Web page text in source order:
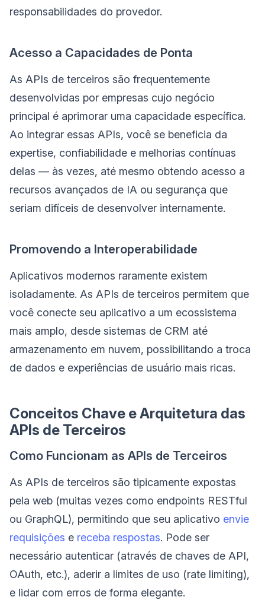
responsabilidades do provedor.
Acesso a Capacidades de Ponta
As APIs de terceiros são frequentemente
desenvolvidas por empresas cujo negócio
principal é aprimorar uma capacidade específica.
Ao integrar essas APIs, você se beneficia da
expertise, confiabilidade e melhorias contínuas
delas — às vezes, até mesmo obtendo acesso a
recursos avançados de IA ou segurança que
seriam difíceis de desenvolver internamente.
Promovendo a Interoperabilidade
Aplicativos modernos raramente existem
isoladamente. As APIs de terceiros permitem que
você conecte seu aplicativo a um ecossistema
mais amplo, desde sistemas de CRM até
armazenamento em nuvem, possibilitando a troca
de dados e experiências de usuário mais ricas.
Conceitos Chave e Arquitetura das
APIs de Terceiros
Como Funcionam as APIs de Terceiros
As APIs de terceiros são tipicamente expostas
pela web (muitas vezes como endpoints RESTful
ou GraphQL), permitindo que seu aplicativo envie
requisições e receba respostas. Pode ser
necessário autenticar (através de chaves de API,
OAuth, etc.), aderir a limites de uso (rate limiting),
e lidar com erros de forma elegante.